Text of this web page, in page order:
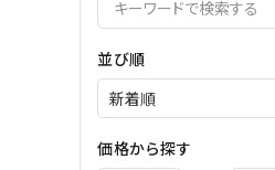
クラシックギター
弦楽器小物
並び順
価格から探す